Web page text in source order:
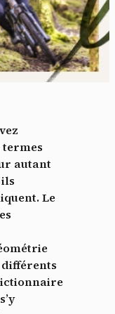
autant
Le
différents